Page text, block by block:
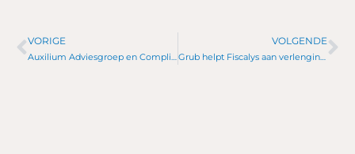
Vorige
VORIGE
Auxilium Adviesgroep en ComplianceWise: een samenwerking ontstaan uit klantgerichtheid
VOLGENDE
Grub helpt Fiscalys aan verlenging keurmerk Register Belastingadviseurs